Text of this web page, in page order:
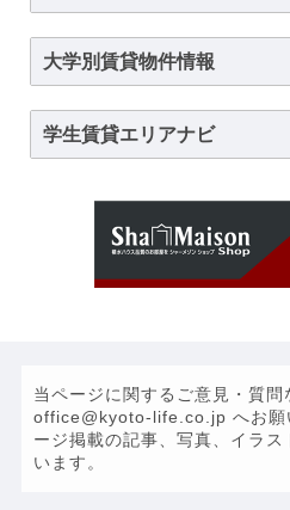
大学別賃貸物件情報
学生賃貸エリアナビ
当ページに関するご意見・質問
office@kyoto-life.co.jp へお願
ージ掲載の記事、写真、イラ
います。